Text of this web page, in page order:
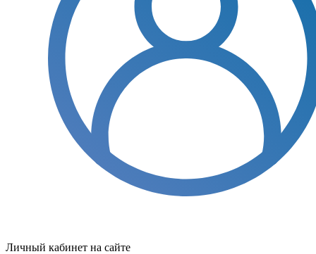
Личный кабинет на сайте